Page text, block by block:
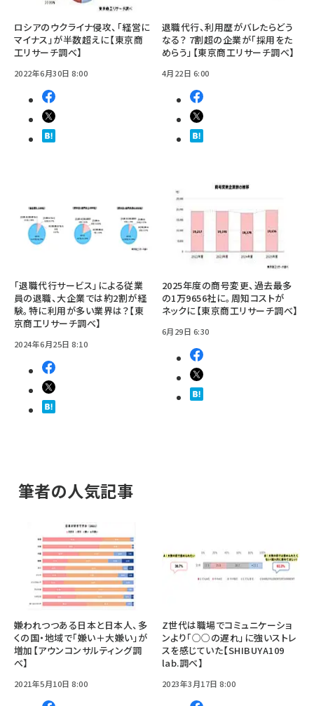
ロシアのウクライナ侵攻、「経営に
マイナス」が半数超えに【東京商
工リサーチ調べ】
2022年6月30日 8:00
退職代行、利用歴がバレたらどう
なる？ 7割超の企業が「採用をた
めらう」【東京商工リサーチ調べ】
4月22日 6:00
「退職代行サービス」による従業
員の退職、大企業では約2割が経
験。特に利用が多い業界は？【東
京商工リサーチ調べ】
2024年6月25日 8:10
2025年度の商号変更、過去最多
の1万9656社に。周知コストが
ネックに【東京商工リサーチ調べ】
6月29日 6:30
筆者の人気記事
嫌われつつある日本と日本人、多
くの国・地域で「嫌い＋大嫌い」が
増加【アウンコンサルティング調
べ】
2021年5月10日 8:00
Z世代は職場でコミュニケーショ
ンより「○○の遅れ」に強いストレ
スを感じていた【SHIBUYA109
lab.調べ】
2023年3月17日 8:00